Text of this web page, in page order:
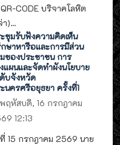
CODE บริจาคโลหิต
)...
ชุมรับฟังความคิดเห็น
ษาหารือและการมีส่วน
ของประชาชน การ
แผนและจัดทำผังนโยบาย
บจังหวัด
นครศรีอยุธยา ครั้งที่1
ฤหัสบดี, 16 กรกฎาคม
12:13
15 กรกฎาคม 2569 นาย